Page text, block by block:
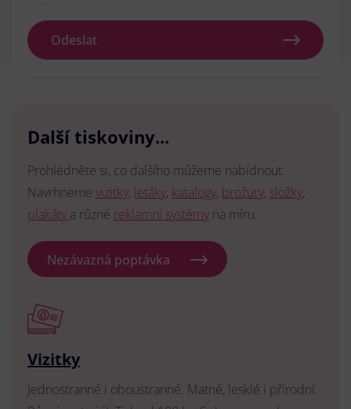
Odeslat
Další tiskoviny...
Prohlédněte si, co dalšího můžeme nabídnout.
Navrhneme vizitky, letáky, katalogy, brožury, složky,
plakáty a různé reklamní systémy na míru.
Nezávazná poptávka
Vizitky
Jednostranné i oboustranné. Matné, lesklé i přírodní.